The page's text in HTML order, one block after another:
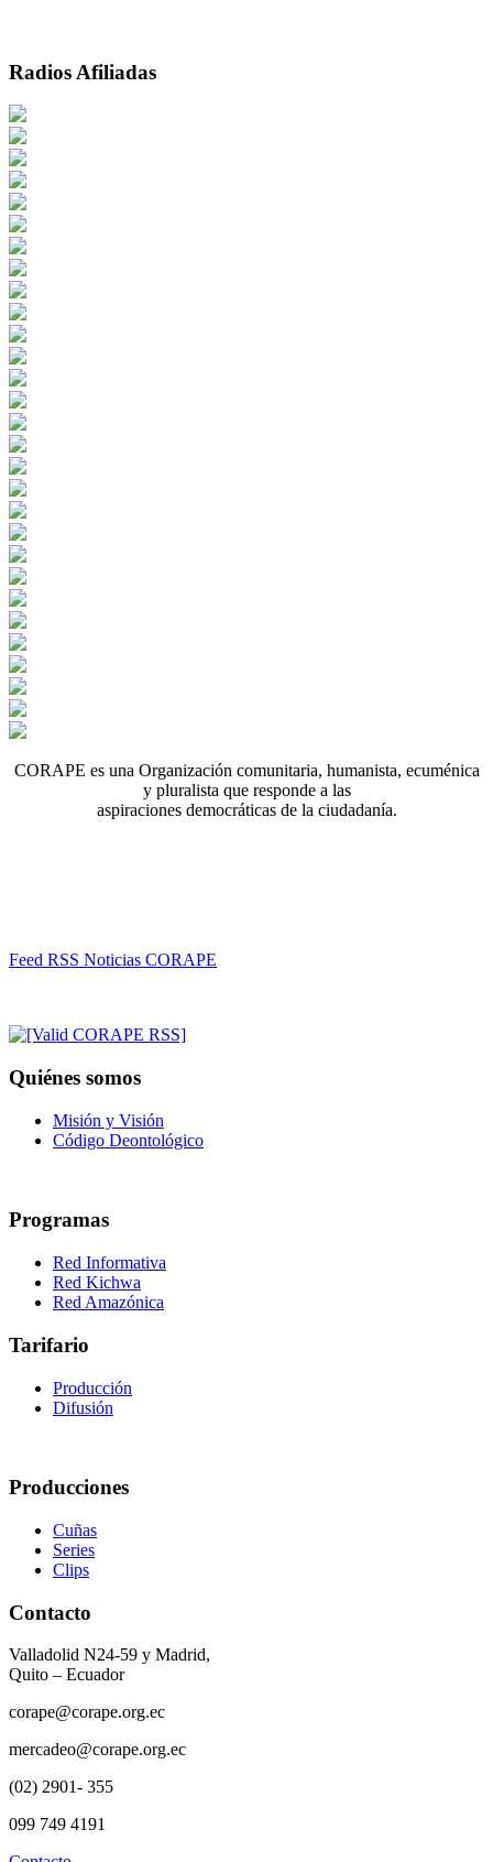
Radios Afiliadas
CORAPE es una Organización comunitaria, humanista, ecuménica
y pluralista que responde a las
aspiraciones democráticas de la ciudadanía.
Feed RSS Noticias CORAPE
Quiénes somos
Misión y Visión
Código Deontológico
Programas
Red Informativa
Red Kichwa
Red Amazónica
Tarifario
Producción
Difusión
Producciones
Cuñas
Series
Clips
Contacto
Valladolid N24-59 y Madrid,
Quito – Ecuador
corape@corape.org.ec
mercadeo@corape.org.ec
(02) 2901- 355
099 749 4191